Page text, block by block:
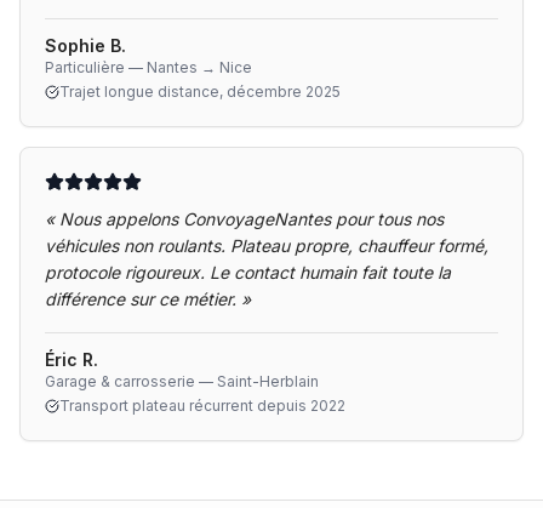
Sophie B.
Particulière — Nantes → Nice
Trajet longue distance, décembre 2025
« Nous appelons ConvoyageNantes pour tous nos
véhicules non roulants. Plateau propre, chauffeur formé,
protocole rigoureux. Le contact humain fait toute la
différence sur ce métier. »
Éric R.
Garage & carrosserie — Saint-Herblain
Transport plateau récurrent depuis 2022